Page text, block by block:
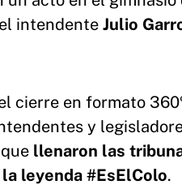
intendente Julio
cierre en formato
y
llenaron las
leyenda #EsElColo.